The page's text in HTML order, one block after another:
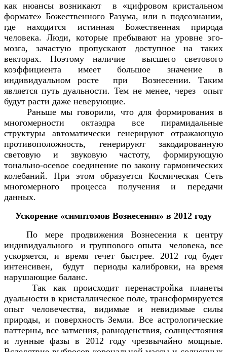
как нюансы возникают в «цифровом кристальном
формате» Божественного Разума, или в подсознании,
где находится истинная Божественная природа
человека. Люди, которые пребывают на уровне эго-
мозга, зачастую пропускают доступное на таких
векторах. Поэтому наличие высшего светового
коэффициента имеет большое значение в
индивидуальном росте при Вознесении. Таким
является путь дуальности. Тем не менее, через опыт
будут расти даже неверующие.
Раньше мы говорили, что для формирования в
многомерности октаэдра все пирамидальные
структуры автоматически генерируют отражающую
противоположность, генерируют закодированную
световую и звуковую частоту, формирующую
тонально-осевое соединение по закону гармонических
колебаний. При этом образуется Космическая Сеть
многомерного процесса получения и передачи
данных.
Ускорение «симптомов Вознесения» в 2012 году
По мере продвижения Вознесения к центру
индивидуального и группового опыта человека, все
ускоряется, и время течет быстрее. 2012 год будет
интенсивен, будут периоды калибровки, на время
нарушающие баланс.
Так как происходит перенастройка планеты
дуальности в кристаллическое поле, трансформируется
опыт человечества, видимые и невидимые силы
природы, и поверхность Земли. Все астрологические
паттерны, все затмения, равноденствия, солнцестояния
и лунные фазы в 2012 году чрезвычайно мощные.